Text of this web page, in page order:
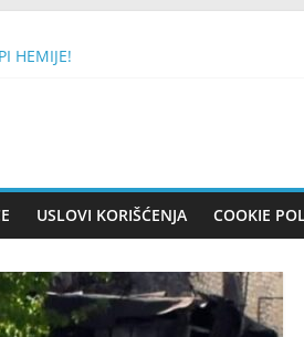
HEMIJE!
EKSPLOZIVA: Nisam sujeveran, ali
USLOVI KORIŠĆENJA COOKIE